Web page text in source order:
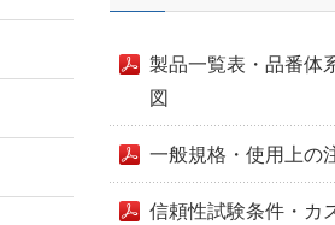
製品一覧表・品番体
図
一般規格・使用上の
信頼性試験条件・カ